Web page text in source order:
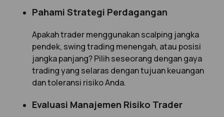
Pahami Strategi Perdagangan
Apakah trader menggunakan scalping jangka
pendek, swing trading menengah, atau posisi
jangka panjang? Pilih seseorang dengan gaya
trading yang selaras dengan tujuan keuangan
dan toleransi risiko Anda.
Evaluasi Manajemen Risiko Trader